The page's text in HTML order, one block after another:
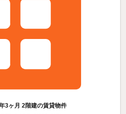
3ヶ月 2階建の賃貸物件